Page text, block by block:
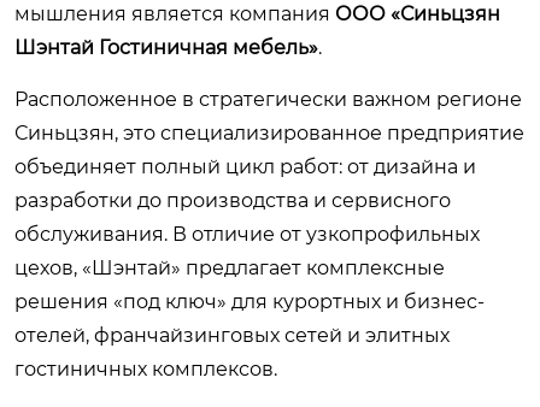
мышления является компания ООО «Синьцзян
Шэнтай Гостиничная мебель».
Расположенное в стратегически важном регионе
Синьцзян, это специализированное предприятие
объединяет полный цикл работ: от дизайна и
разработки до производства и сервисного
обслуживания. В отличие от узкопрофильных
цехов, «Шэнтай» предлагает комплексные
решения «под ключ» для курортных и бизнес-
отелей, франчайзинговых сетей и элитных
гостиничных комплексов.